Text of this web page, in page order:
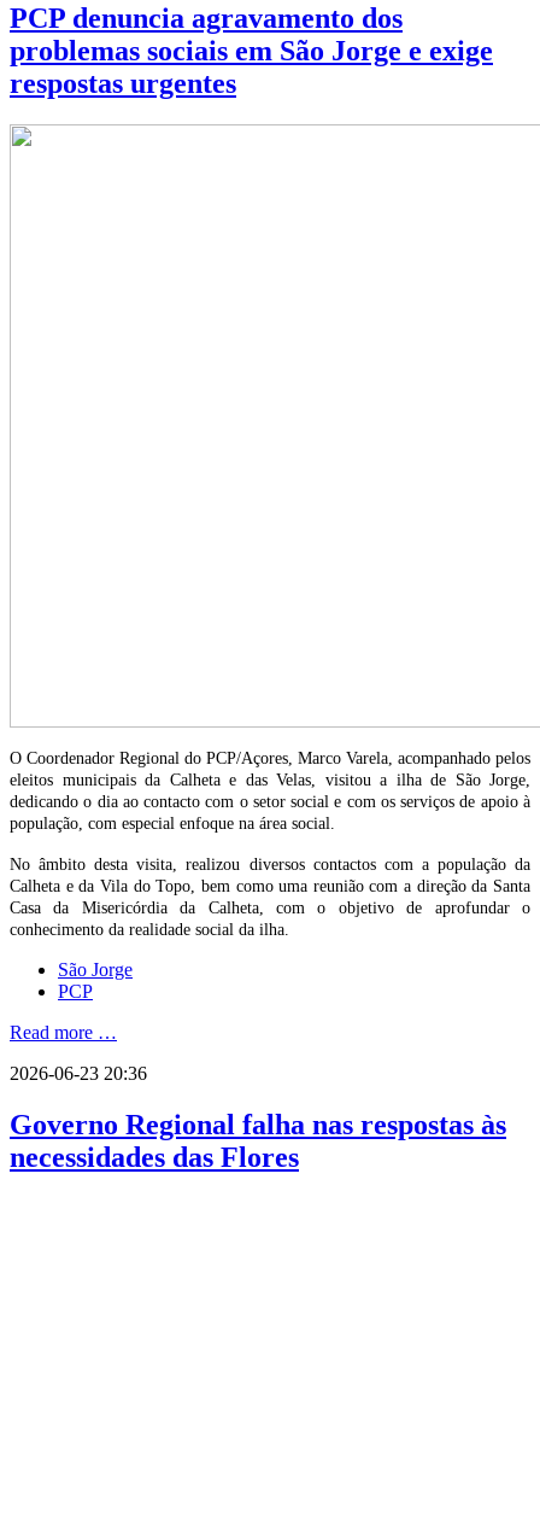
PCP denuncia agravamento dos
problemas sociais em São Jorge e exige
respostas urgentes
O Coordenador Regional do PCP/Açores, Marco Varela, acompanhado pelos
eleitos municipais da Calheta e das Velas, visitou a ilha de São Jorge,
dedicando o dia ao contacto com o setor social e com os serviços de apoio à
população, com especial enfoque na área social.
No âmbito desta visita, realizou diversos contactos com a população da
Calheta e da Vila do Topo, bem como uma reunião com a direção da Santa
Casa da Misericórdia da Calheta, com o objetivo de aprofundar o
conhecimento da realidade social da ilha.
São Jorge
PCP
Read more …
2026-06-23 20:36
Governo Regional falha nas respostas às
necessidades das Flores